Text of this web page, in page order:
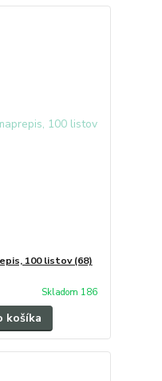
100 listov (68)
Skladom 186
košíka